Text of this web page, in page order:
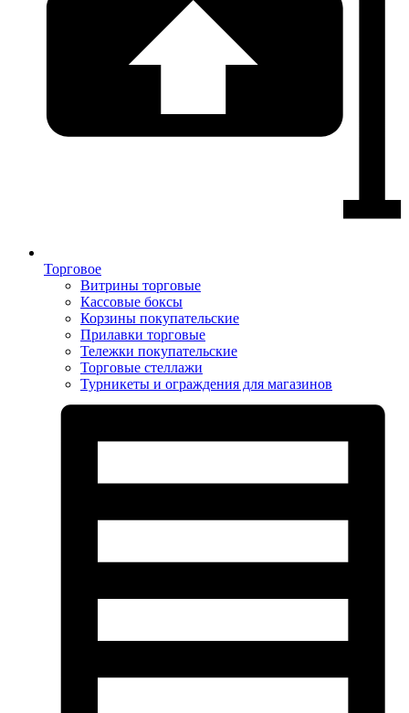
Торговое
Витрины торговые
Кассовые боксы
Корзины покупательские
Прилавки торговые
Тележки покупательские
Торговые стеллажи
Турникеты и ограждения для магазинов